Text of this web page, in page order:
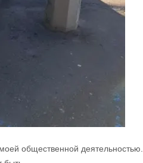
моей общественной деятельностью.